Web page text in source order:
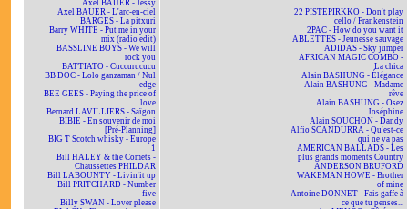
Axel BAUER - Jessy
Axel BAUER - L'arc-en-ciel
BARGES - La pitxuri
Barry WHITE - Put me in your
mix (radio edit)
BASSLINE BOYS - We will
rock you
BATTIATO - Cuccurucucu
BB DOC - Lolo ganzaman / Nul
edge
BEE GEES - Paying the price of
love
Bernard LAVILLIERS - Saïgon
BIBIE - En souvenir de moi
[Pré-Planning]
BIG T Scotch whisky - Europe
1
Bill HALEY & the Comets -
Chaussettes PHILDAR
Bill LABOUNTY - Livin'it up
Bill PRITCHARD - Number
five
Billy SWAN - Lover please
22 PISTEPIRKKO - Don't play
cello / Frankenstein
2PAC - How do you want it
ABLETTES - Jeunesse sauvage
ADIDAS - Sky jumper
AFRICAN MAGIC COMBO -
La chica
Alain BASHUNG - Élégance
Alain BASHUNG - Madame
rêve
Alain BASHUNG - Osez
Joséphine
Alain SOUCHON - Dandy
Alfio SCANDURRA - Qu'est-ce
qui ne va pas
AMERICAN BALLADS - Les
plus grands moments Country
ANDERSON BRUFORD
WAKEMAN HOWE - Brother
of mine
Antoine DONNET - Fais gaffe à
ce que tu penses...